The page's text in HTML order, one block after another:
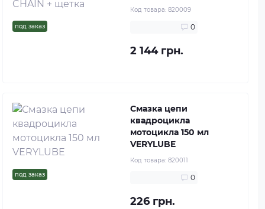
под заказ
Код товара: 820009
0
2 144 грн.
под заказ
Смазка цепи
квадроцикла
мотоцикла 150 мл
VERYLUBE
Код товара: 820011
0
226 грн.